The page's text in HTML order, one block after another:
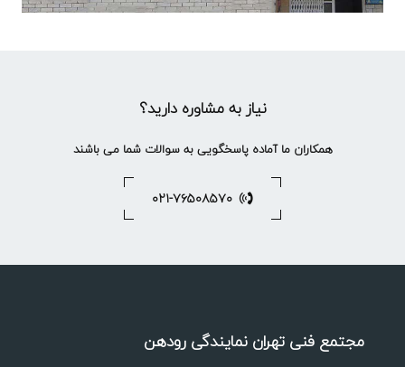
نیاز به مشاوره دارید؟
همکاران ما آماده پاسخگویی به سوالات شما می باشند
مجتمع فنی تهران نمایندگی رودهن